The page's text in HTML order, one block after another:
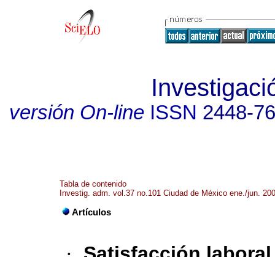
versión On-lineISSN 2448-
Tabla de contenido
Investig. adm. vol.37 no.101 Ciudad de México ene./jun.
Artículos